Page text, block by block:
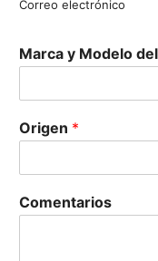
Correo electrónico
Marca y Modelo
Origen *
Comentarios